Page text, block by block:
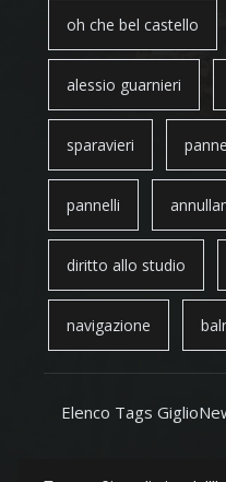
oh che bel castello
alessio guarnieri
sparavieri
pannelli
diritto allo studio
navigazione
Elenco Tags